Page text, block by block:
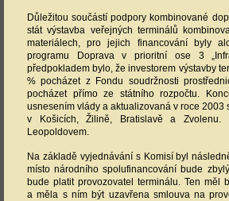
Důležitou součástí podpory kombinované
stát výstavba veřejných terminálů
materiálech, pro jejich financování byly
programu Doprava v prioritní ose 3
předpokladem bylo, že investorem výstavby
% pocházet z Fondu soudržnosti
pocházet přímo ze státního rozpočtu.
usnesením vlády a aktualizovaná v roce
v Košicích, Žilině, Bratislavě a
Leopoldovem.
Na základě vyjednávání s Komisí byl
místo národního spolufinancování bude
bude platit provozovatel terminálu. Ten měl
a měla s ním být uzavřena smlouva na